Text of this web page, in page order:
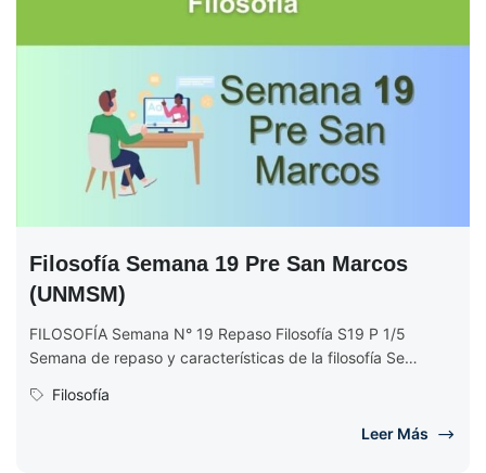
Filosofía Semana 19 Pre San Marcos
(UNMSM)
FILOSOFÍA Semana N° 19 Repaso Filosofía S19 P 1/5
Semana de repaso y características de la filosofía Se
Filosofía
Leer Más